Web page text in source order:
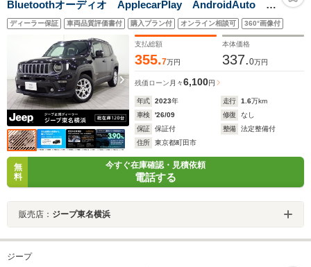
Bluetoothオーディオ ApplecarPlay AndroidAuto フ
ルレザー シートヒーター ステアリングヒーター 純
正17インチアルミホイール
ディーラー保証 車両品質評価書付 購入プラン付 オンライン相談可 360°画像付
支払総額
355.7万円
本体価格
337.0万円
残価ローン 月々6,100円
年式 2023年 走行 1.6万km
車検
'26/09 修復
なし
保証
保証付 整備
法定整備付
住所
東京都町田市
無
料
今すぐ在庫確認・見積依頼
電話する
販売店： ジープ東名横浜
ジープ